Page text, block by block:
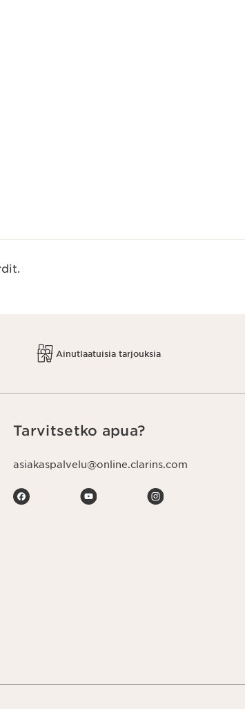
Ainutlaatuisia tarjouksia
Tarvitsetko apua?
asiakaspalvelu@online.clarins.com